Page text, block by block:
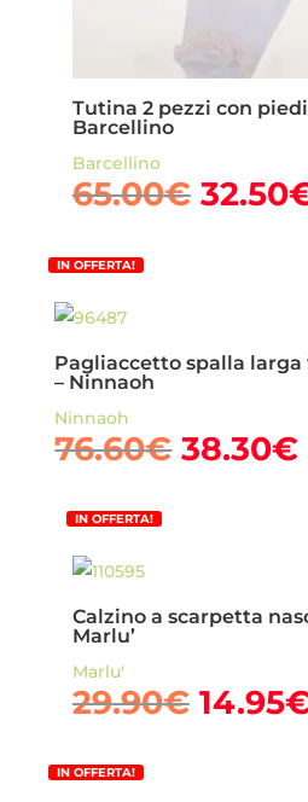
Tutina 2 pezzi con
Barcellino
Barcellino
65.00€ Il
32.50
IN OFFERTA!
Pagliaccetto spalla
– Ninnaoh
Ninnaoh
76.60€ Il
38.30€Il
IN OFFERTA!
Calzino a scarpetta
Marlu’
Marlu'
29.90€ Il
14.95
IN OFFERTA!